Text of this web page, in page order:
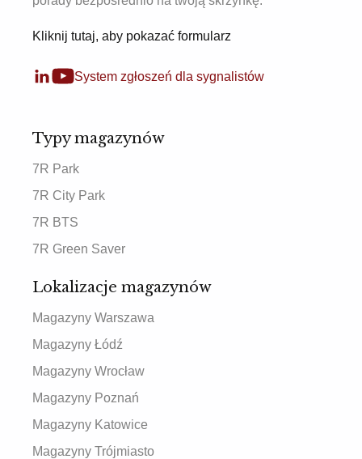
Kliknij tutaj, aby pokazać formularz
System zgłoszeń dla sygnalistów
Typy magazynów
7R Park
7R City Park
7R BTS
7R Green Saver
Lokalizacje magazynów
Magazyny Warszawa
Magazyny Łódź
Magazyny Wrocław
Magazyny Poznań
Magazyny Katowice
Magazyny Trójmiasto